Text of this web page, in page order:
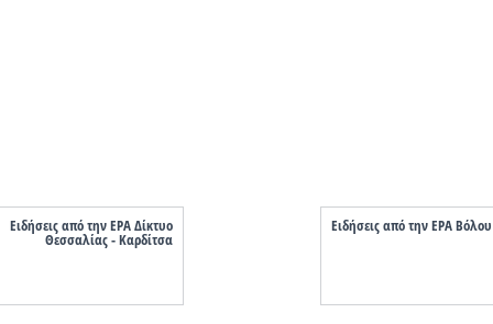
Ειδήσεις από την ΕΡΑ Δίκτυο
Θεσσαλίας - Καρδίτσα
Ειδήσεις από την ΕΡΑ Βόλου